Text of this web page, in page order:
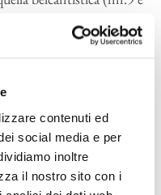
contenuti ed
social media e per
inoltre
il nostro sito con i
e 12) a quello fugato
da sempre di
all’inscalfibilità
parola “pertransivit”,
disvela una spada che
da suo figlio. E